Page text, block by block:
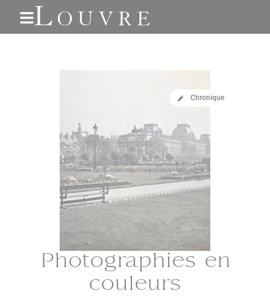
Chronique
Photographies en
couleurs
Gestion des cookies